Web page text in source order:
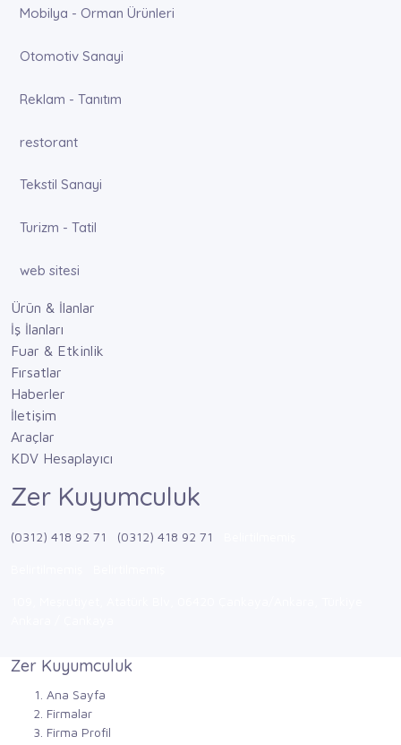
Mobilya - Orman Ürünleri
Otomotiv Sanayi
Reklam - Tanıtım
restorant
Tekstil Sanayi
Turizm - Tatil
web sitesi
Ürün & İlanlar
İş İlanları
Fuar & Etkinlik
Fırsatlar
Haberler
İletişim
Araçlar
KDV Hesaplayıcı
Zer Kuyumculuk
(0312) 418 92 71 (0312) 418 92 71
Zer Kuyumculuk
Ana Sayfa
Firmalar
Firma Profil